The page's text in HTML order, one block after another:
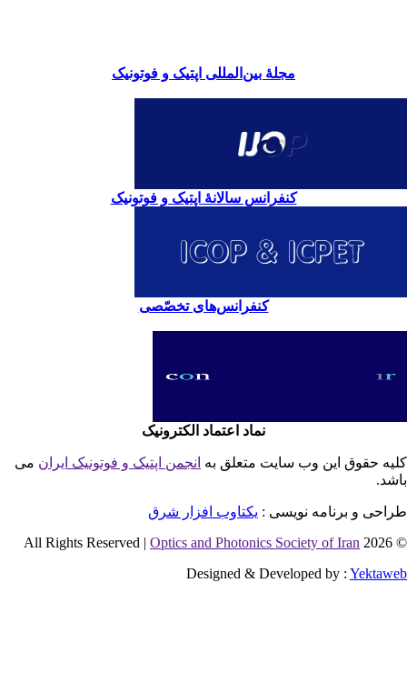
مجلۀ بین‌المللی اپتیک و فوتونیک
کنفرانس سالانۀ اپتیک و فوتونیک
کنفرانس‌های تخصّصی
نماد اعتماد الکترونیک
حقوق این وب سایت متعلق بهانجمن اپتیک و فوتونیک ایران می
و برنامه نویسی : یکتاوب افزار شرق
©
Optics and Photonics Society of Iran
Designed & Developed by :